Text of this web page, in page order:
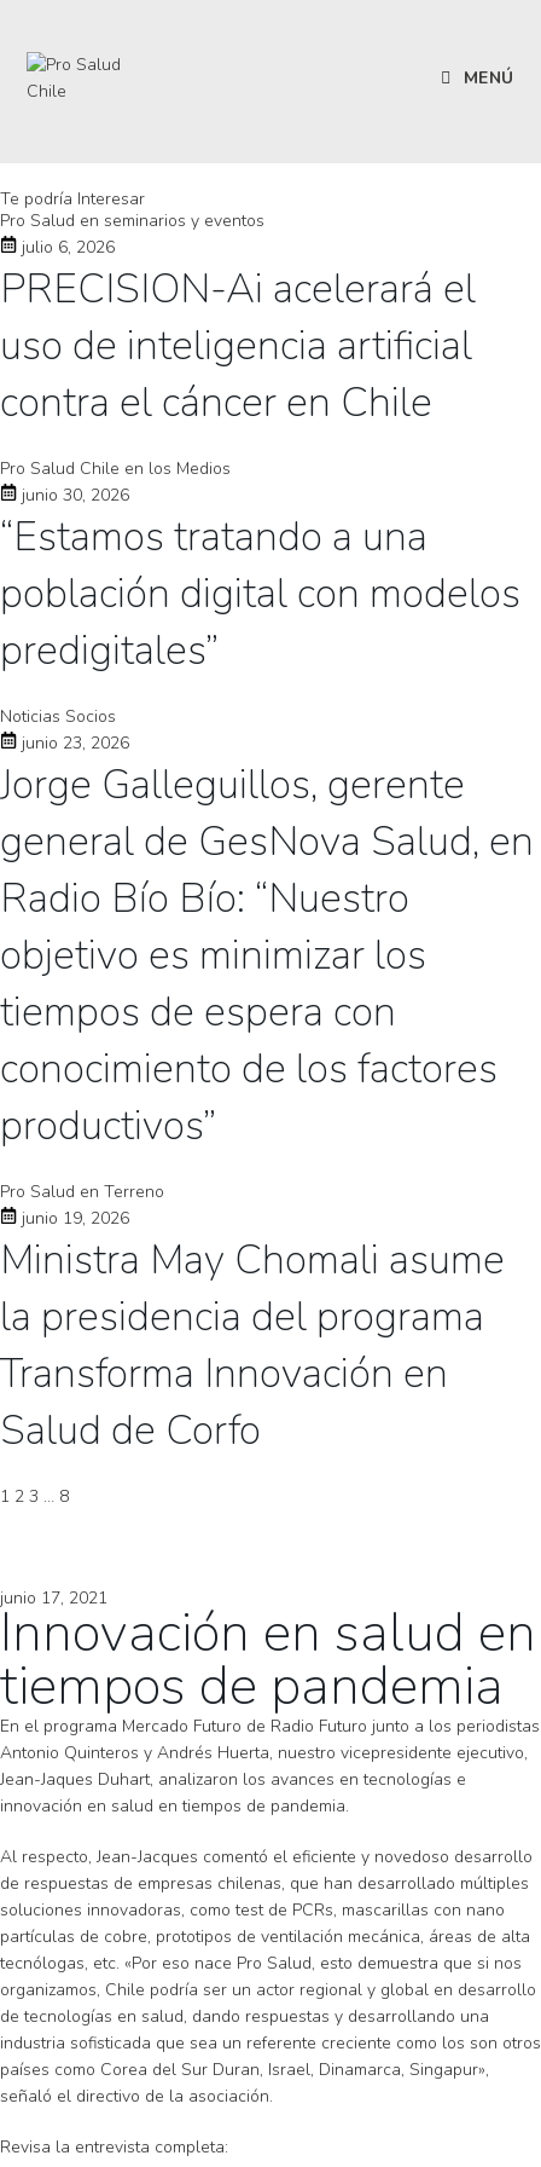
MENÚ
Te podría Interesar
Pro Salud en seminarios y eventos
julio 6, 2026
PRECISION-Ai acelerará el
uso de inteligencia artificial
contra el cáncer en Chile
Pro Salud Chile en los Medios
junio 30, 2026
“Estamos tratando a una
población digital con modelos
predigitales”
Noticias Socios
junio 23, 2026
Jorge Galleguillos, gerente
general de GesNova Salud, en
Radio Bío Bío: “Nuestro
objetivo es minimizar los
tiempos de espera con
conocimiento de los factores
productivos”
Pro Salud en Terreno
junio 19, 2026
Ministra May Chomali asume
la presidencia del programa
Transforma Innovación en
Salud de Corfo
1 2 3 … 8
junio 17, 2021
Innovación en salud en
tiempos de pandemia
En el programa Mercado Futuro de Radio Futuro junto a los periodistas
Antonio Quinteros y Andrés Huerta, nuestro vicepresidente ejecutivo,
Jean-Jaques Duhart, analizaron los avances en tecnologías e
innovación en salud en tiempos de pandemia.
Al respecto, Jean-Jacques comentó el eficiente y novedoso desarrollo
de respuestas de empresas chilenas, que han desarrollado múltiples
soluciones innovadoras, como test de PCRs, mascarillas con nano
partículas de cobre, prototipos de ventilación mecánica, áreas de alta
tecnólogas, etc. «Por eso nace Pro Salud, esto demuestra que si nos
organizamos, Chile podría ser un actor regional y global en desarrollo
de tecnologías en salud, dando respuestas y desarrollando una
industria sofisticada que sea un referente creciente como los son otros
países como Corea del Sur Duran, Israel, Dinamarca, Singapur»,
señaló el directivo de la asociación.
Revisa la entrevista completa: